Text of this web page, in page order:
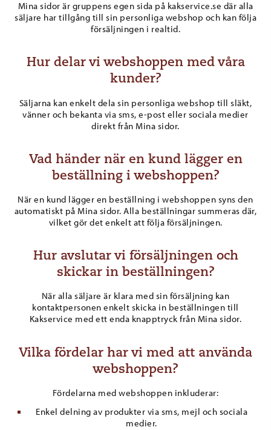
Mina sidor är gruppens egen sida på kakservice.se där alla
säljare har tillgång till sin personliga webshop och kan följa
försäljningen i realtid.
Hur delar vi webshoppen med våra
kunder?
Säljarna kan enkelt dela sin personliga webshop till släkt,
vänner och bekanta via sms, e-post eller sociala medier
direkt från Mina sidor.
Vad händer när en kund lägger en
beställning i webshoppen?
När en kund lägger en beställning i webshoppen syns den
automatiskt på Mina sidor. Alla beställningar summeras där,
vilket gör det enkelt att följa försäljningen.
Hur avslutar vi försäljningen och
skickar in beställningen?
När alla säljare är klara med sin försäljning kan
kontaktpersonen enkelt skicka in beställningen till
Kakservice med ett enda knapptryck från Mina sidor.
Vilka fördelar har vi med att använda
webshoppen?
Fördelarna med webshoppen inkluderar:
Enkel delning av produkter via sms, mejl och sociala
medier.